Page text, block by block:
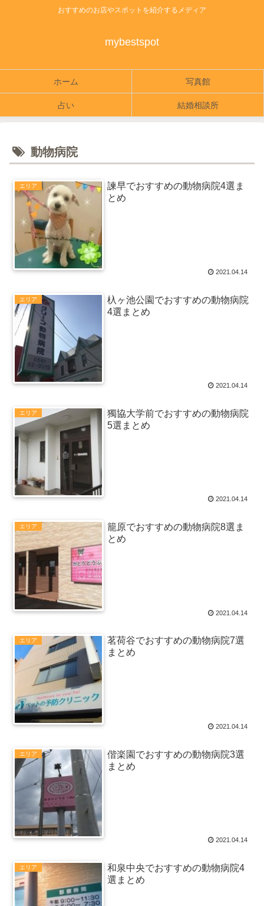
おすすめのお店やスポットを紹介するメディア
mybestspot
ホーム 写真館
占い 結婚相談所
動物病院
エリア
諫早でおすすめの動物病院4選ま
とめ
2021.04.14
エリア
杁ヶ池公園でおすすめの動物病院
4選まとめ
2021.04.14
エリア
獨協大学前でおすすめの動物病院
5選まとめ
2021.04.14
エリア
籠原でおすすめの動物病院8選ま
とめ
2021.04.14
エリア
茗荷谷でおすすめの動物病院7選
まとめ
2021.04.14
エリア
偕楽園でおすすめの動物病院3選
まとめ
2021.04.14
エリア
和泉中央でおすすめの動物病院4
選まとめ